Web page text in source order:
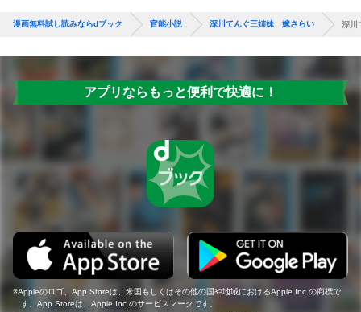
漫画無料試し読みならdブック 官能小説 深川てんぐ三姉妹 嫁さらい 深川
アプリならもっと便利で快適に！
Appleのロゴ、App Storeは、米国もしくはその他の国や地域におけるApple Inc.の商標で
す。App Storeは、Apple Inc.のサービスマークです。